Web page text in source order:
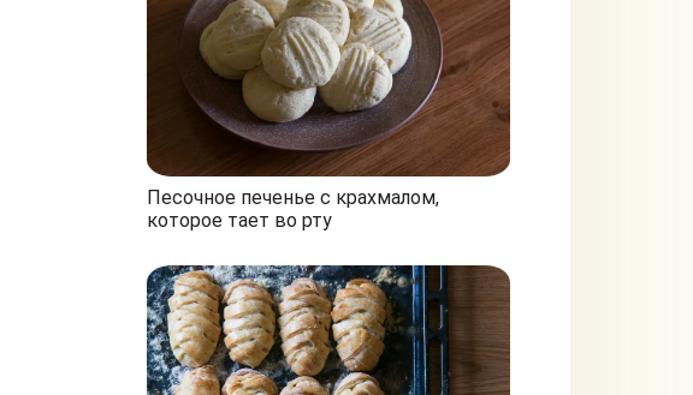
Песочное печенье с крахмалом,
которое тает во рту